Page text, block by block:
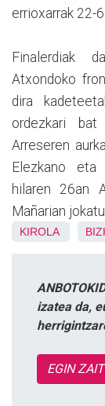
errioxarrak 22-
Finalerdiak
Atxondoko
dira
ordezkari bat
Arreseren
Elezkano eta
hilaren 26an
Mañarian
KIROLA
izatea da,
EGIN